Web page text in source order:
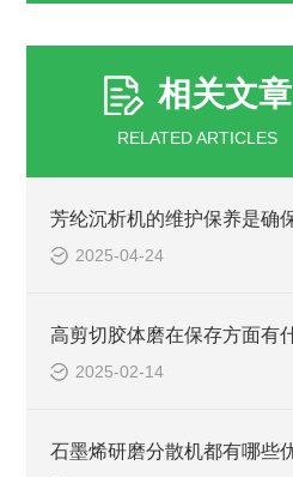
相关文章
RELATED ARTICLES
2025-04-24
2025-02-14